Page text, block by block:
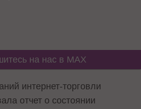
на нас в MAX
интернет-торговли
отчет о состоянии